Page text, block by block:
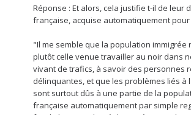
Réponse : Et alors, cela justifie t-il de leur
française, acquise automatiquement
"Il me semble que la population immigrée
plutôt celle venue travailler au noir dans
vivant de trafics, à savoir des personnes
délinquantes, et que les problèmes liés à
sont surtout dûs à une partie de la
française automatiquement par simple